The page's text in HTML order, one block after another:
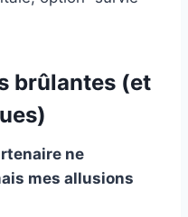
brûlantes (et
ne
mes allusions